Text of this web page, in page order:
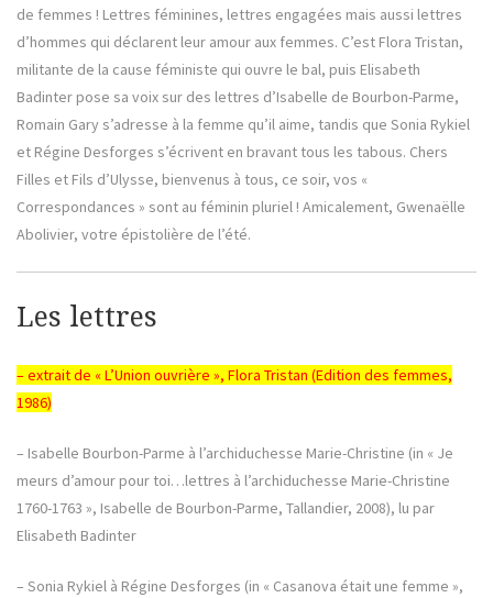
de femmes ! Lettres féminines, lettres engagées mais aussi lettres
d’hommes qui déclarent leur amour aux femmes. C’est Flora Tristan,
militante de la cause féministe qui ouvre le bal, puis Elisabeth
Badinter pose sa voix sur des lettres d’Isabelle de Bourbon-Parme,
Romain Gary s’adresse à la femme qu’il aime, tandis que Sonia Rykiel
et Régine Desforges s’écrivent en bravant tous les tabous. Chers
Filles et Fils d’Ulysse, bienvenus à tous, ce soir, vos «
Correspondances » sont au féminin pluriel ! Amicalement, Gwenaëlle
Abolivier, votre épistolière de l’été.
Les lettres
– extrait de « L’Union ouvrière », Flora Tristan (Edition des femmes,
1986)
– Isabelle Bourbon-Parme à l’archiduchesse Marie-Christine (in « Je
meurs d’amour pour toi…lettres à l’archiduchesse Marie-Christine
1760-1763 », Isabelle de Bourbon-Parme, Tallandier, 2008), lu par
Elisabeth Badinter
– Sonia Rykiel à Régine Desforges (in « Casanova était une femme »,